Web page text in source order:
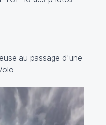
au passage d'une